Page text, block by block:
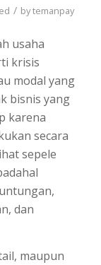
/ bytemanpay
usaha
krisis
modal yang
bisnis yang
karena
secara
sepele
dan
maupun